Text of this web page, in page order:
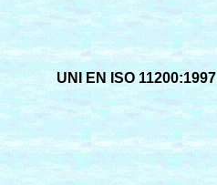
UNI EN ISO 11200:1997